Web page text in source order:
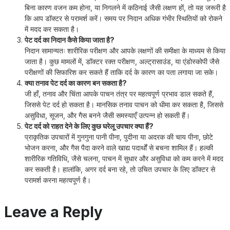
बिना कारण वजन कम होना, या निगलने में कठिनाई जैसी लक्षण हों, तो यह जरूरी है
कि आप डॉक्टर से परामर्श करें। समय पर निदान अधिक गंभीर स्थितियों को रोकने
में मदद कर सकता है।
पेट दर्द का निदान कैसे किया जाता है?
निदान सामान्यतः शारीरिक परीक्षण और आपके लक्षणों की समीक्षा के माध्यम से किया
जाता है। कुछ मामलों में, डॉक्टर रक्त परीक्षण, अल्ट्रासाउंड, या एंडोस्कोपी जैसे
परीक्षणों की सिफारिश कर सकते हैं ताकि दर्द के कारण का पता लगाया जा सके।
क्या तनाव पेट दर्द का कारण बन सकता है?
जी हाँ, तनाव और चिंता आपके पाचन तंत्र पर महत्वपूर्ण प्रभाव डाल सकते हैं,
जिससे पेट दर्द हो सकता है। मानसिक तनाव पाचन को धीमा कर सकता है, जिससे
असुविधा, सूजन, और गैस बनने जैसी समस्याएँ उत्पन्न हो सकती हैं।
पेट दर्द को राहत देने के लिए कुछ घरेलू उपचार क्या हैं?
प्राकृतिक उपचारों में गुनगुना पानी पीना, पुदीना या अदरक की चाय पीना, छोटे
भोजन करना, और गैस पैदा करने वाले खाद्य पदार्थों से बचना शामिल हैं। हल्की
शारीरिक गतिविधि, जैसे चलना, पाचन में सुधार और असुविधा को कम करने में मदद
कर सकती है। हालांकि, अगर दर्द बना रहे, तो उचित उपचार के लिए डॉक्टर से
परामर्श करना महत्वपूर्ण है।
Leave a Reply